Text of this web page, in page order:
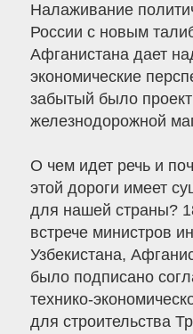
Налаживание
России с новым
Афганистана дает
экономические
забытый было
железнодорожной
О чем идет речь и
этой дороги имеет
для нашей страны?
встрече министров
Узбекистана,
было подписано
технико-
для строительства